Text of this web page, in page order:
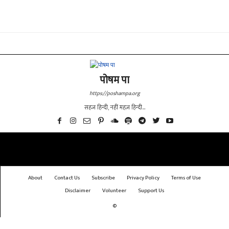
पोषम पा
https://poshampa.org
सहज हिन्दी, नहीं महज़ हिन्दी...
About Contact Us Subscribe Privacy Policy
Terms of Use
Disclaimer
Volunteer
Support Us
©